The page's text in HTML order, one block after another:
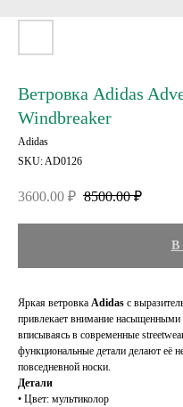
Ветровка Adidas
Windbreaker
Adidas
SKU:AD0126
3600.00 ₽ 8500.00 ₽
В
Яркая ветровка Adidas с
привлекает внимание
вписываясь в современные
функциональные детали делают её
повседневной носки.
Детали
• Цвет: мультиколор